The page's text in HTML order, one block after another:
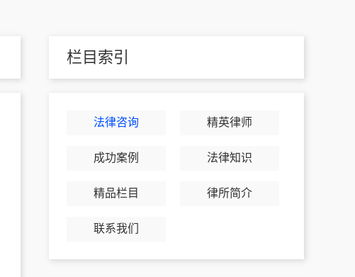
栏目索引
法律咨询 精英律师
成功案例 法律知识
精品栏目 律所简介
联系我们